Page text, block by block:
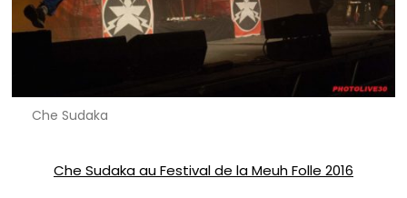
Che Sudaka
Che Sudaka au Festival de la Meuh Folle 2016